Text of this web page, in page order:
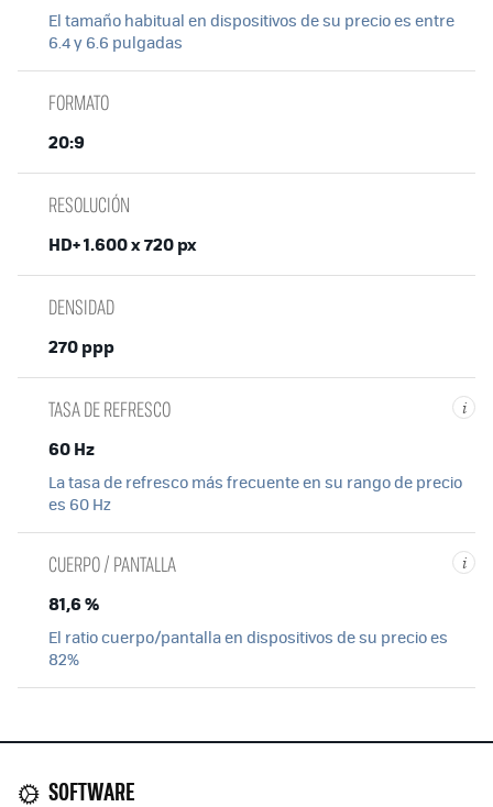
El tamaño habitual en dispositivos de su precio es entre
6.4 y 6.6 pulgadas
FORMATO
20:9
RESOLUCIÓN
HD+ 1.600 x 720 px
DENSIDAD
270 ppp
i
TASA DE REFRESCO
60 Hz
La tasa de refresco más frecuente en su rango de precio
es 60 Hz
i
CUERPO / PANTALLA
81,6 %
El ratio cuerpo/pantalla en dispositivos de su precio es
82%
SOFTWARE